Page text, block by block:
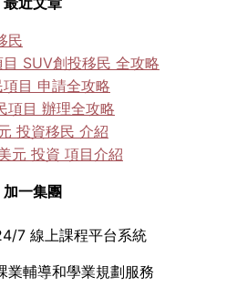
民
SUV創投移民 全攻略
目 申請全攻略
項目 辦理全攻略
投資移民 介紹
元 投資 項目介紹
加一集團
7 線上課程平台系統
業輔導和學業規劃服務